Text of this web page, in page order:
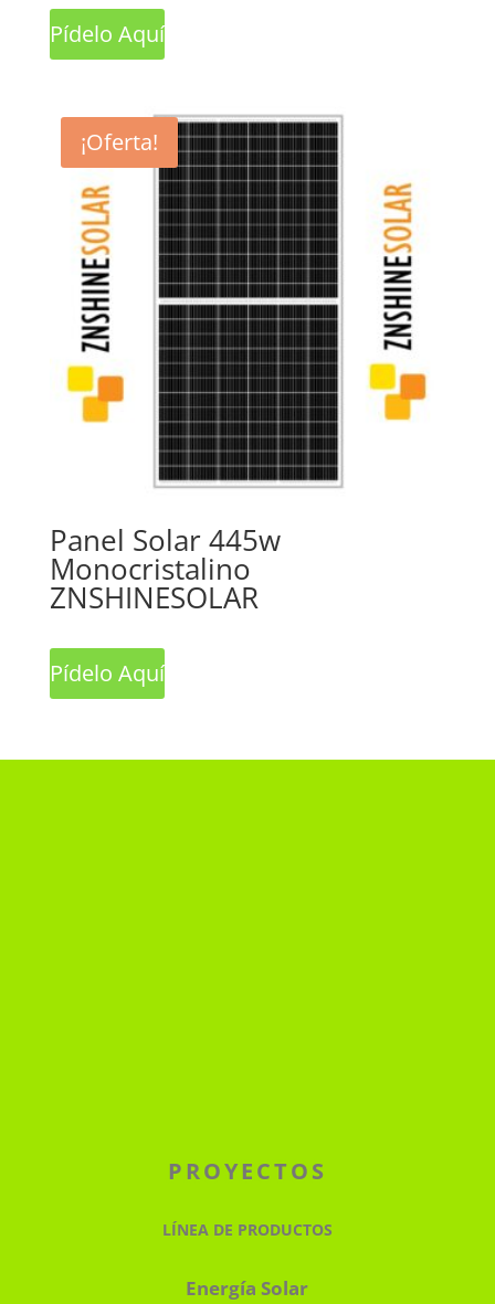
Pídelo Aquí
¡Oferta!
Panel Solar 445w
Monocristalino
ZNSHINESOLAR
Pídelo Aquí
PROYECTOS
LÍNEA DE PRODUCTOS
Energía Solar